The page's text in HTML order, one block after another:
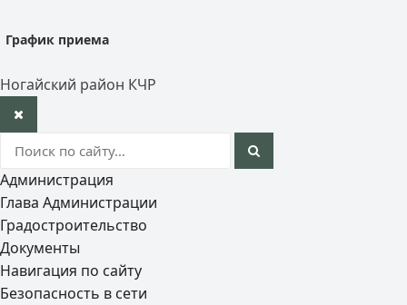
График приема
Ногайский район КЧР
Администрация
Глава Администрации
Градостроительство
Документы
Навигация по сайту
Безопасность в сети